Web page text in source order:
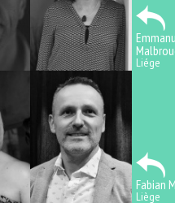
Liége
Fabian
Liège